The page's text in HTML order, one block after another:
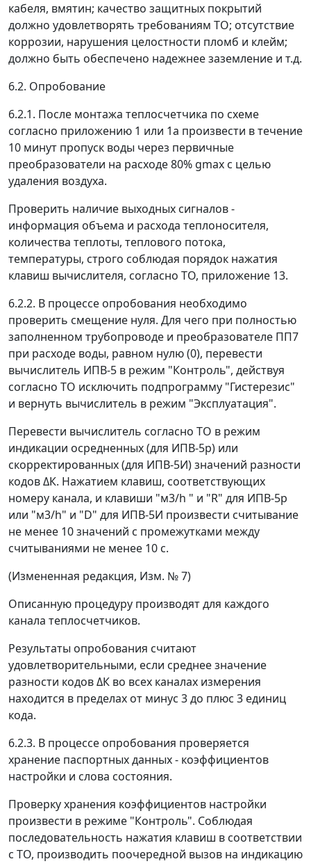
кабеля, вмятин; качество защитных покрытий
должно удовлетворять требованиям ТО; отсутствие
коррозии, нарушения целостности пломб и клейм;
должно быть обеспечено надежнее заземление и т.д.
6.2. Опробование
6.2.1. После монтажа теплосчетчика по схеме
согласно приложению 1 или 1а произвести в течение
10 минут пропуск воды через первичные
преобразователи на расходе 80% gmax с целью
удаления воздуха.
Проверить наличие выходных сигналов -
информация объема и расхода теплоносителя,
количества теплоты, теплового потока,
температуры, строго соблюдая порядок нажатия
клавиш вычислителя, согласно ТО, приложение 13.
6.2.2. В процессе опробования необходимо
проверить смещение нуля. Для чего при полностью
заполненном трубопроводе и преобразователе ПП7
при расходе воды, равном нулю (0), перевести
вычислитель ИПВ-5 в режим "Контроль", действуя
согласно ТО исключить подпрограмму "Гистерезис"
и вернуть вычислитель в режим "Эксплуатация".
Перевести вычислитель согласно ТО в режим
индикации осредненных (для ИПВ-5р) или
скорректированных (для ИПВ-5И) значений разности
кодовΔК. Нажатием клавиш, соответствующих
номеру канала, и клавиши "м3/h " и "R" для ИПВ-5р
или "м3/h" и "D" для ИПВ-5И произвести считывание
не менее 10 значений с промежутками между
считываниями не менее 10 с.
(Измененная редакция, Изм. № 7)
Описанную процедуру производят для каждого
канала теплосчетчиков.
Результаты опробования считают
удовлетворительными, если среднее значение
разности кодовΔК во всех каналах измерения
находится в пределах от минус 3 до плюс 3 единиц
кода.
6.2.3. В процессе опробования проверяется
хранение паспортных данных - коэффициентов
настройки и слова состояния.
Проверку хранения коэффициентов настройки
произвести в режиме "Контроль". Соблюдая
последовательность нажатия клавиш в соответствии
с ТО, производить поочередной вызов на индикацию